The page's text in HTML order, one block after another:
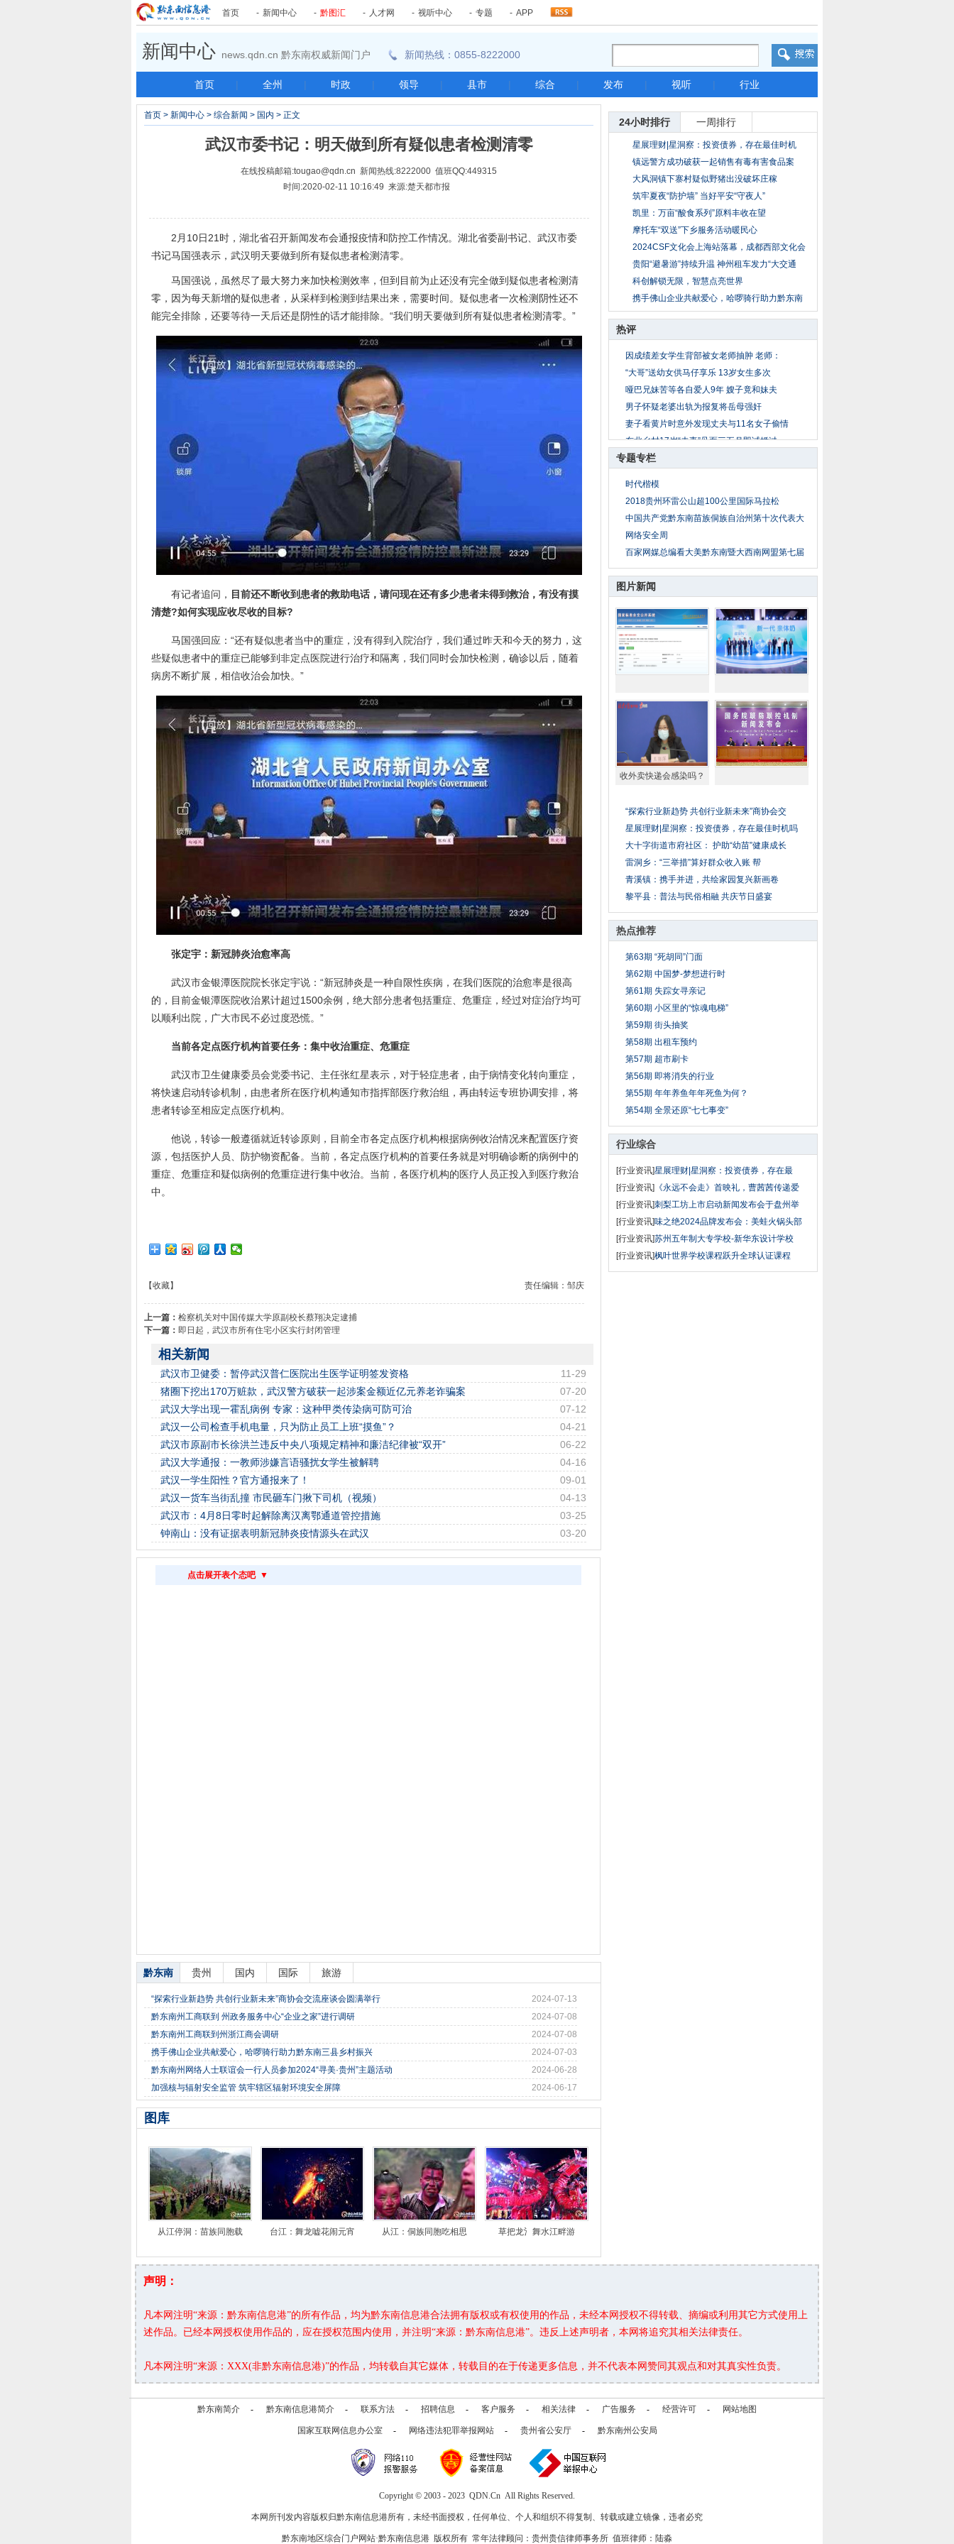
首页 - 新闻中心 - 黔图汇 - 人才网 - 视听中心 - 专题 - APP
新闻中心 news.qdn.cn 黔东南权威新闻门户 新闻热线：0855-8222000
首页 | 全州 | 时政 | 领导 | 县市 | 综合 | 发布 | 视听 | 行业
24小时排行 一周排行
星展理财|星洞察：投资债券，存在最佳时机
吗？
镇远警方成功破获一起销售有毒有害食品案
大风洞镇下寨村疑似野猪出没破坏庄稼
筑牢夏夜“防护墙” 当好平安“守夜人”
凯里：万亩“酸食系列”原料丰收在望
摩托车“双送”下乡服务活动暖民心
2024CSF文化会上海站落幕，成都西部文化会
再见
贵阳“避暑游”持续升温 神州租车发力“大交通
科创解锁无限，智慧点亮世界
携手佛山企业共献爱心，哈啰骑行助力黔东南
热评
因成绩差女学生背部被女老师抽肿 老师：
“大哥”送幼女供马仔享乐 13岁女生多次
哑巴兄妹苦等各自爱人9年 嫂子竟和妹夫
男子怀疑老婆出轨为报复将岳母强奸
妻子看黄片时意外发现丈夫与11名女子偷情
东北乡村17岁“夫妻”见面三五月即试婚过
公公遇儿媳妇与男同事吃饭 疑两人暧昧暴
专题专栏
时代楷模
2018贵州环雷公山超100公里国际马拉松
中国共产党黔东南苗族侗族自治州第十次代表大
网络安全周
百家网媒总编看大美黔东南暨大西南网盟第七届
图片新闻
收外卖快递会感染吗？
“探索行业新趋势 共创行业新未来”商协会交
星展理财|星洞察：投资债券，存在最佳时机吗
大十字街道市府社区： 护助“幼苗”健康成长
雷洞乡：“三举措”算好群众收入账 帮
青溪镇：携手并进，共绘家园复兴新画卷
黎平县：普法与民俗相融 共庆节日盛宴
热点推荐
第63期 “死胡同”门面
第62期 中国梦-梦想进行时
第61期 失踪女寻亲记
第60期 小区里的“惊魂电梯”
第59期 街头抽奖
第58期 出租车预约
第57期 超市刷卡
第56期 即将消失的行业
第55期 年年养鱼年年死鱼为何？
第54期 全景还原“七七事变”
行业综合
[行业资讯]星展理财|星洞察：投资债券，存在最
[行业资讯] 《永远不会走》首映礼，曹茜茜传递爱
[行业资讯]刺梨工坊上市启动新闻发布会于盘州举
[行业资讯]味之绝2024品牌发布会：美蛙火锅头部
[行业资讯]苏州五年制大专学校-新华东设计学校
[行业资讯]枫叶世界学校课程跃升全球认证课程
首页 > 新闻中心 > 综合新闻 > 国内 > 正文
武汉市委书记：明天做到所有疑似患者检测清零
在线投稿邮箱:tougao@qdn.cn 新闻热线:8222000 值班QQ:449315
时间:2020-02-11 10:16:49 来源:楚天都市报
2月10日21时，湖北省召开新闻发布会通报疫情和防控工作情况。湖北省委副书记、武汉市委
书记马国强表示，武汉明天要做到所有疑似患者检测清零。
马国强说，虽然尽了最大努力来加快检测效率，但到目前为止还没有完全做到疑似患者检测清
零，因为每天新增的疑似患者，从采样到检测到结果出来，需要时间。疑似患者一次检测阴性还不
能完全排除，还要等待一天后还是阴性的话才能排除。“我们明天要做到所有疑似患者检测清零。”
有记者追问， 目前还不断收到患者的救助电话，请问现在还有多少患者未得到救治，有没有摸
清楚?如何实现应收尽收的目标?
马国强回应：“还有疑似患者当中的重症，没有得到入院治疗，我们通过昨天和今天的努力，这
些疑似患者中的重症已能够到非定点医院进行治疗和隔离，我们同时会加快检测，确诊以后，随着
病房不断扩展，相信收治会加快。”
张定宇：新冠肺炎治愈率高
武汉市金银潭医院院长张定宇说：“新冠肺炎是一种自限性疾病，在我们医院的治愈率是很高
的，目前金银潭医院收治累计超过1500余例，绝大部分患者包括重症、危重症，经过对症治疗均可
以顺利出院，广大市民不必过度恐慌。”
当前各定点医疗机构首要任务：集中收治重症、危重症
武汉市卫生健康委员会党委书记、主任张红星表示，对于轻症患者，由于病情变化转向重症，
将快速启动转诊机制，由患者所在医疗机构通知市指挥部医疗救治组，再由转运专班协调安排，将
患者转诊至相应定点医疗机构。
他说，转诊一般遵循就近转诊原则，目前全市各定点医疗机构根据病例收治情况来配置医疗资
源，包括医护人员、防护物资配备。当前，各定点医疗机构的首要任务就是对明确诊断的病例中的
重症、危重症和疑似病例的危重症进行集中收治。当前，各医疗机构的医疗人员正投入到医疗救治
中。
责任编辑：邹庆
【收藏】
上一篇： 检察机关对中国传媒大学原副校长蔡翔决定逮捕
下一篇： 即日起，武汉市所有住宅小区实行封闭管理
相关新闻
11-29
武汉市卫健委：暂停武汉普仁医院出生医学证明签发资格
07-20
猪圈下挖出170万赃款，武汉警方破获一起涉案金额近亿元养老诈骗案
07-12
武汉大学出现一霍乱病例 专家：这种甲类传染病可防可治
04-21
武汉一公司检查手机电量，只为防止员工上班“摸鱼”？
06-22
武汉市原副市长徐洪兰违反中央八项规定精神和廉洁纪律被“双开”
04-16
武汉大学通报：一教师涉嫌言语骚扰女学生被解聘
09-01
武汉一学生阳性？官方通报来了！
04-13
武汉一货车当街乱撞 市民砸车门揪下司机（视频）
03-25
武汉市：4月8日零时起解除离汉离鄂通道管控措施
03-20
钟南山：没有证据表明新冠肺炎疫情源头在武汉
点击展开表个态吧 ▼
黔东南 贵州 国内 国际 旅游
2024-07-13
“探索行业新趋势 共创行业新未来”商协会交流座谈会圆满举行
2024-07-08
黔东南州工商联到 州政务服务中心“企业之家”进行调研
2024-07-08
黔东南州工商联到州浙江商会调研
2024-07-03
携手佛山企业共献爱心，哈啰骑行助力黔东南三县乡村振兴
2024-06-28
黔东南州网络人士联谊会一行人员参加2024“寻美·贵州”主题活动
2024-06-17
加强核与辐射安全监管 筑牢辖区辐射环境安全屏障
图库
从江停洞：苗族同胞载 台江：舞龙嘘花闹元宵 从江：侗族同胞吃相思 草把龙氵舞水江畔游
声明：
凡本网注明“来源：黔东南信息港”的所有作品，均为黔东南信息港合法拥有版权或有权使用的作品，未经本网授权不得转载、摘编或利用其它方式使用上
述作品。已经本网授权使用作品的，应在授权范围内使用，并注明“来源：黔东南信息港”。违反上述声明者，本网将追究其相关法律责任。
凡本网注明“来源：XXX(非黔东南信息港)”的作品，均转载自其它媒体，转载目的在于传递更多信息，并不代表本网赞同其观点和对其真实性负责。
黔东南简介 - 黔东南信息港简介 - 联系方法 - 招聘信息 - 客户服务 - 相关法律 - 广告服务 - 经营许可 - 网站地图
国家互联网信息办公室 - 网络违法犯罪举报网站 - 贵州省公安厅 - 黔东南州公安局
Copyright © 2003 - 2023 QDN.Cn All Rights Reserved.
本网所刊发内容版权归黔东南信息港所有，未经书面授权，任何单位、个人和组织不得复制、转载或建立镜像，违者必究
黔东南地区综合门户网站·黔东南信息港 版权所有 常年法律顾问：贵州贵信律师事务所 值班律师：陆淼